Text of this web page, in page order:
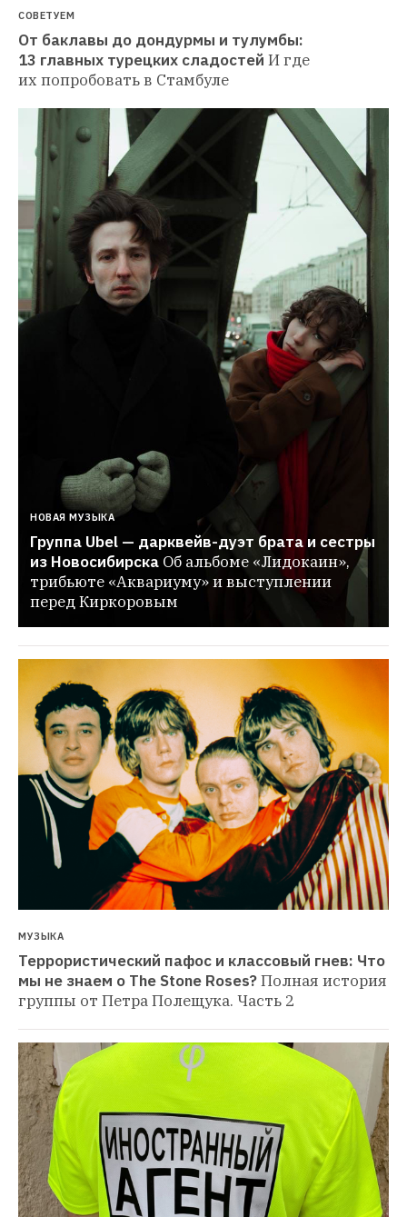
СОВЕТУЕМ
От баклавы до дондурмы и тулумбы:
13 главных турецких сладостей И где
их попробовать в Стамбуле
НОВАЯ МУЗЫКА
Группа Ubel — дарквейв-дуэт брата и сестры
из Новосибирска Об альбоме «Лидокаин»,
трибьюте «Аквариуму» и выступлении
перед Киркоровым
МУЗЫКА
Террористический пафос и классовый гнев: Что
мы не знаем о The Stone Roses?Полная история
группы от Петра Полещука. Часть 2